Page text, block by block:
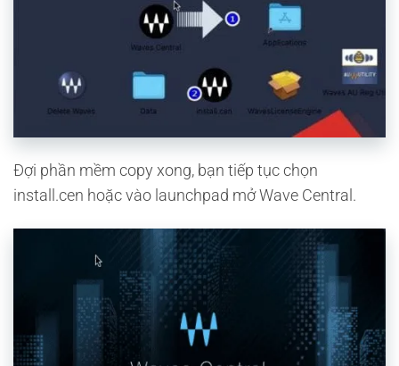
Đợi phần mềm copy xong, bạn tiếp tục chọn
install.cen hoặc vào launchpad mở Wave Central.